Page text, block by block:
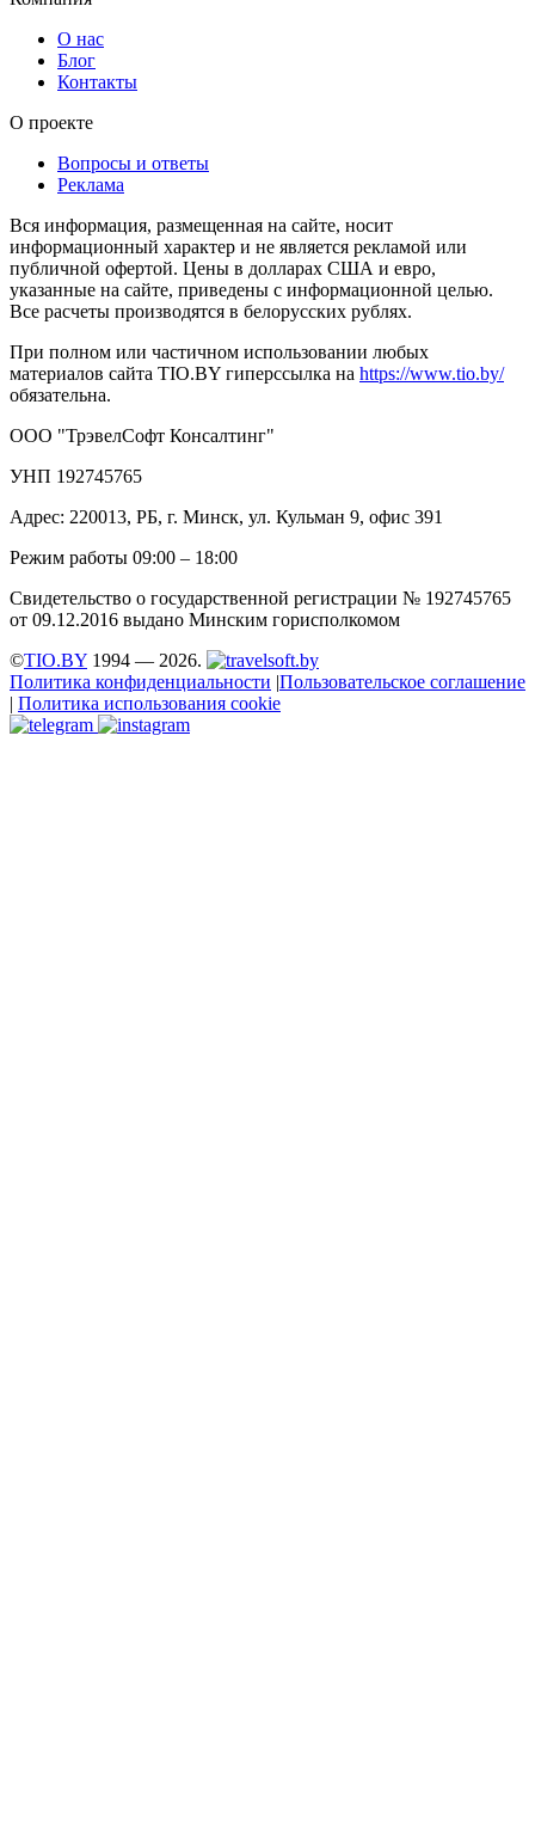
О нас
Блог
Контакты
О проекте
Вопросы и ответы
Реклама
Вся информация, размещенная на сайте, носит
информационный характер и не является рекламой или
публичной офертой. Цены в долларах США и евро,
указанные на сайте, приведены с информационной целью.
Все расчеты производятся в белорусских рублях.
При полном или частичном использовании любых
материалов сайта TIO.BY гиперссылка на https://www.tio.by/
обязательна.
ООО "ТрэвелСофт Консалтинг"
УНП 192745765
Адрес: 220013, РБ, г. Минск, ул. Кульман 9, офис 391
Режим работы 09:00 – 18:00
Свидетельство о государственной регистрации № 192745765
от 09.12.2016 выдано Минским горисполкомом
©TIO.BY 1994 — 2026.
Политика конфиденциальности |Пользовательское соглашение
| Политика использования cookie